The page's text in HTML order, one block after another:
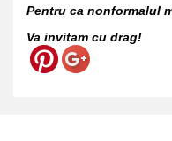
Pentru ca nonformalul
Va invitam cu drag!